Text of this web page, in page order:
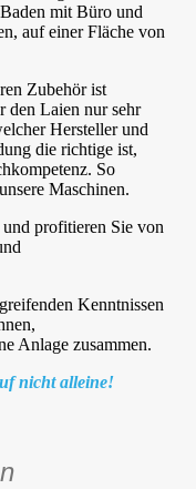
mit Büro und
auf einer Fläche von
Zubehör ist
den Laien nur sehr
Hersteller und
die richtige ist,
So
Maschinen.
und profitieren Sie von
Kenntnissen
Anlage zusammen.
nicht alleine!